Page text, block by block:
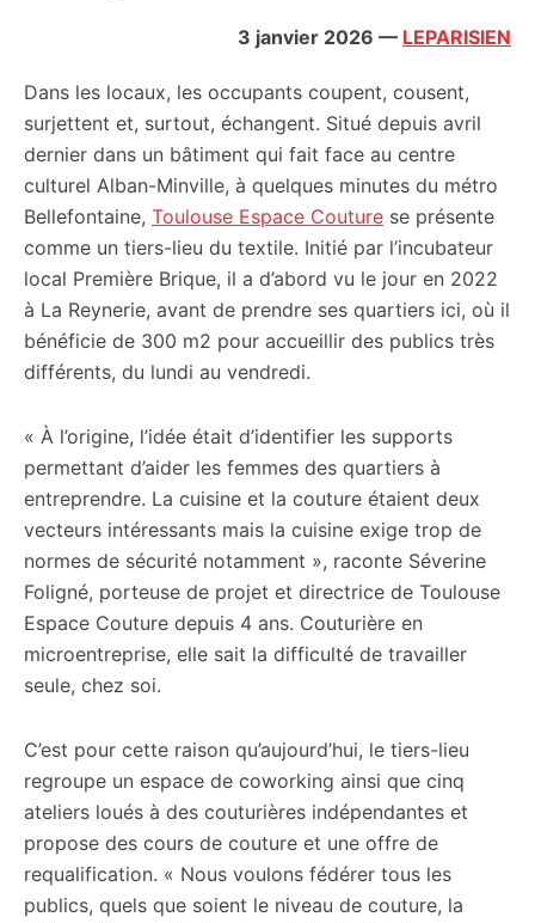
3 janvier 2026 — LEPARISIEN
Dans les locaux, les occupants coupent, cousent,
surjettent et, surtout, échangent. Situé depuis avril
dernier dans un bâtiment qui fait face au centre
culturel Alban-Minville, à quelques minutes du métro
Bellefontaine, Toulouse Espace Couture se présente
comme un tiers-lieu du textile. Initié par l’incubateur
local Première Brique, il a d’abord vu le jour en 2022
à La Reynerie, avant de prendre ses quartiers ici, où il
bénéficie de 300 m2 pour accueillir des publics très
différents, du lundi au vendredi.
« À l’origine, l’idée était d’identifier les supports
permettant d’aider les femmes des quartiers à
entreprendre. La cuisine et la couture étaient deux
vecteurs intéressants mais la cuisine exige trop de
normes de sécurité notamment », raconte Séverine
Foligné, porteuse de projet et directrice de Toulouse
Espace Couture depuis 4 ans. Couturière en
microentreprise, elle sait la difficulté de travailler
seule, chez soi.
C’est pour cette raison qu’aujourd’hui, le tiers-lieu
regroupe un espace de coworking ainsi que cinq
ateliers loués à des couturières indépendantes et
propose des cours de couture et une offre de
requalification. « Nous voulons fédérer tous les
publics, quels que soient le niveau de couture, la